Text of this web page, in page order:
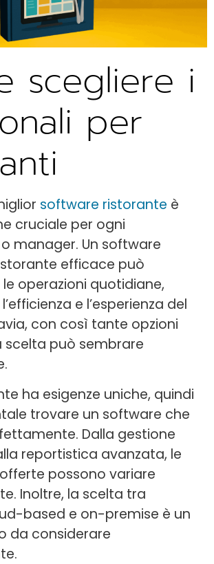
scegliere i
per
software ristorante è
cruciale per ogni
manager. Un software
efficace può
operazioni quotidiane,
e l’esperienza del
con così tante opzioni
scelta può sembrare
ha esigenze uniche, quindi
trovare un software che
Dalla gestione
reportistica avanzata, le
possono variare
Inoltre, la scelta tra
based e on-premise è un
da considerare